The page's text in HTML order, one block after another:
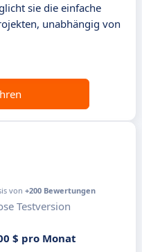
sie die einfache
unabhängig von
von +200 Bewertungen
Testversion
$ pro Monat